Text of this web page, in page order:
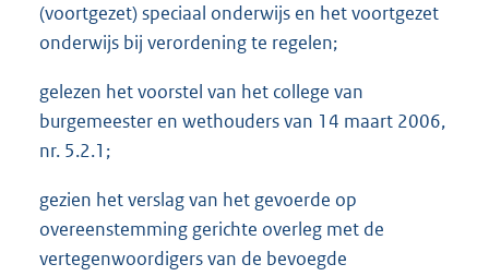
(voortgezet) speciaal onderwijs en het voortgezet
onderwijs bij verordening te regelen;
gelezen het voorstel van het college van
burgemeester en wethouders van 14 maart 2006,
nr. 5.2.1;
gezien het verslag van het gevoerde op
overeenstemming gerichte overleg met de
vertegenwoordigers van de bevoegde